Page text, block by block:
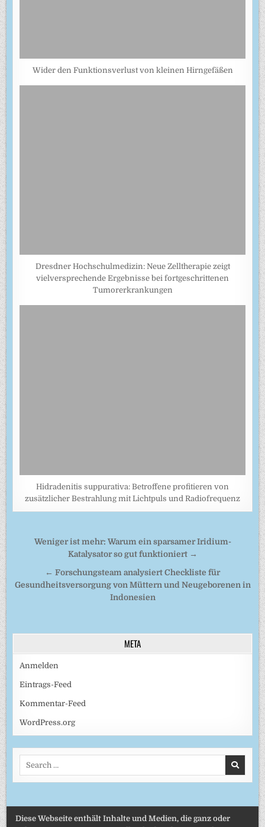
Wider den Funktionsverlust von kleinen Hirngefäßen
Dresdner Hochschulmedizin: Neue Zelltherapie zeigt
vielversprechende Ergebnisse bei fortgeschrittenen
Tumorerkrankungen
Hidradenitis suppurativa: Betroffene profitieren von
zusätzlicher Bestrahlung mit Lichtpuls und Radiofrequenz
Beitragsnavigation
Weniger ist mehr: Warum ein sparsamer Iridium-
Katalysator so gut funktioniert →
← Forschungsteam analysiert Checkliste für
Gesundheitsversorgung von Müttern und Neugeborenen in
Indonesien
META
Anmelden
Eintrags-Feed
Kommentar-Feed
WordPress.org
Diese Webseite enthält Inhalte und Medien, die ganz oder